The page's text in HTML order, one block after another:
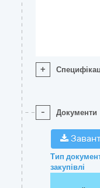
+
- Документи
Тип
закупівлі